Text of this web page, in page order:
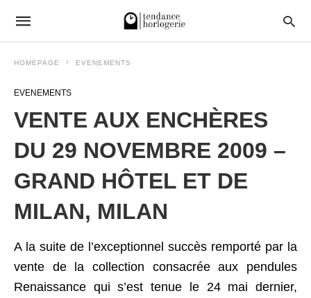
HOMEPAGE EVENEMENTS
EVENEMENTS
VENTE AUX ENCHÈRES
DU 29 NOVEMBRE 2009 –
GRAND HÔTEL ET DE
MILAN, MILAN
A la suite de l’exceptionnel succès remporté par la
vente de la collection consacrée aux pendules
Renaissance qui s’est tenue le 24 mai dernier,